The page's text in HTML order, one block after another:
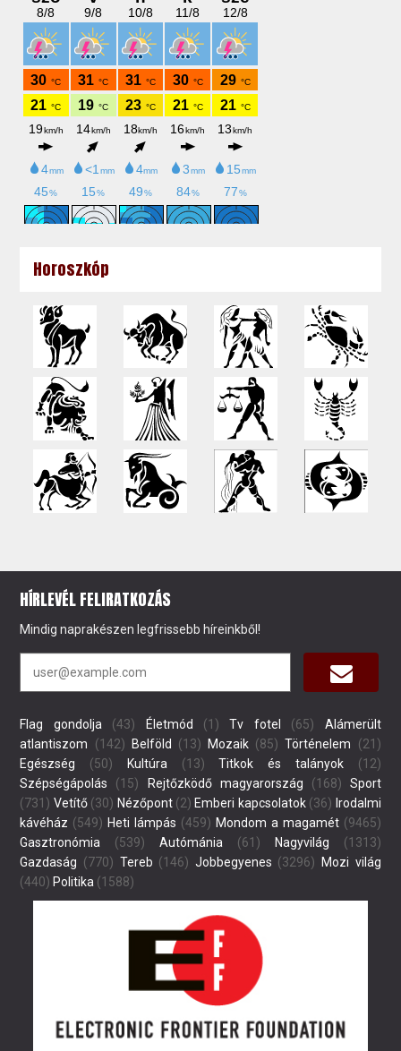
Horoszkóp
HÍRLEVÉL FELIRATKOZÁS
Mindig naprakészen legfrissebb híreinkből!
Flag gondolja (43) Életmód (1) Tv fotel (65)
Alámerült
atlantiszom (142) Belföld (13) Mozaik (85) Történelem (21)
Egészség (50) Kultúra (13) Titkok és talányok(12)
Szépségápolás (15) Rejtőzködő magyarország (168)
Sport
(731) Vetítő(30) Nézőpont(2) Emberi kapcsolatok(36) Irodalmi
kávéház (549) Heti lámpás (459) Mondom a magamét(9465)
Gasztronómia (539) Autómánia (61) Nagyvilág (1313)
Gazdaság (770) Tereb (146) Jobbegyenes (3296)
Mozi világ
(440) Politika (1588)